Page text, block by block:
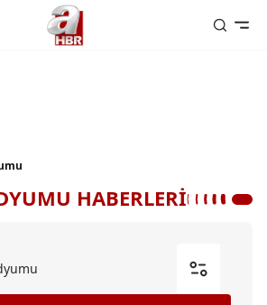
HABERLERİ